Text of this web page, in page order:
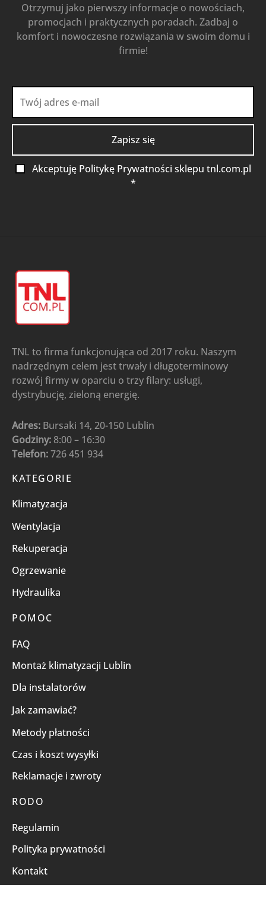
Otrzymuj jako pierwszy informacje o nowościach,
promocjach i praktycznych poradach. Zadbaj o
komfort i nowoczesne rozwiązania w swoim domu i
firmie!
Akceptuję Politykę Prywatności sklepu tnl.com.pl
*
TNL to firma funkcjonująca od 2017 roku. Naszym
nadrzędnym celem jest trwały i długoterminowy
rozwój firmy w oparciu o trzy filary: usługi,
dystrybucję, zieloną energię.
Adres: Bursaki 14, 20-150 Lublin
Godziny: 8:00 – 16:30
Telefon:726 451 934
KATEGORIE
Klimatyzacja
Wentylacja
Rekuperacja
Ogrzewanie
Hydraulika
POMOC
FAQ
Montaż klimatyzacji Lublin
Dla instalatorów
Jak zamawiać?
Metody płatności
Czas i koszt wysyłki
Reklamacje i zwroty
RODO
Regulamin
Polityka prywatności
Kontakt